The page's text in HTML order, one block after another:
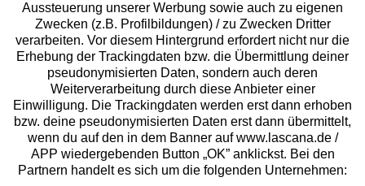
Beratung
Über uns
Rechtliches
Aussteuerung unserer Werbung sowie auch zu eigenen
Zwecken (z.B. Profilbildungen) / zu Zwecken Dritter
verarbeiten. Vor diesem Hintergrund erfordert nicht nur die
Erhebung der Trackingdaten bzw. die Übermittlung deiner
pseudonymisierten Daten, sondern auch deren
Weiterverarbeitung durch diese Anbieter einer
Einwilligung. Die Trackingdaten werden erst dann erhoben
bzw. deine pseudonymisierten Daten erst dann übermittelt,
wenn du auf den in dem Banner auf www.lascana.de /
APP wiedergebenden Button „OK” anklickst. Bei den
Partnern handelt es sich um die folgenden Unternehmen: